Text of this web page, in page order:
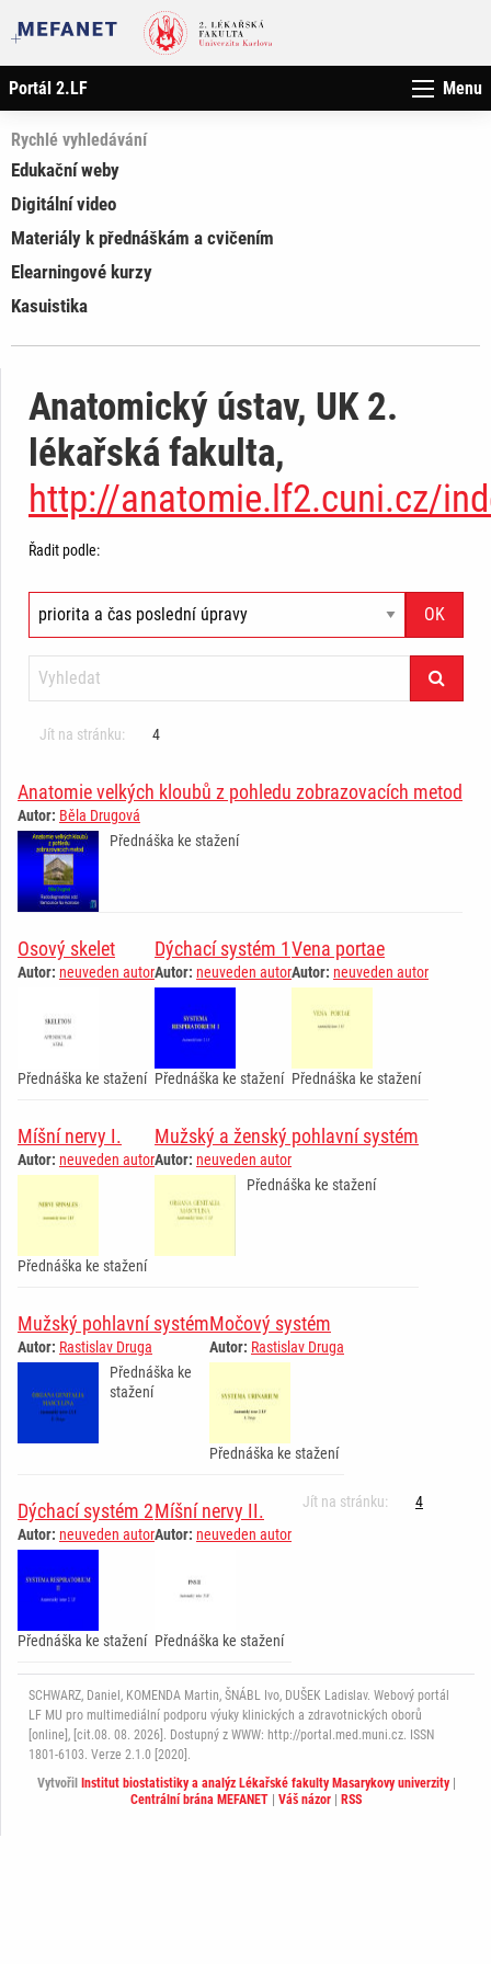
Portál 2.LF Menu
Rychlé vyhledávání
Edukační weby
Digitální video
Materiály k přednáškám a cvičením
Elearningové kurzy
Kasuistika
Anatomický ústav, UK 2.
lékařská fakulta,
http://anatomie.lf2.cuni.cz/
Řadit podle:
Jít na stránku: 4
Anatomie velkých kloubů z pohledu zobrazovacích metod
Autor: Běla Drugová
Přednáška ke stažení
Osový skelet
Autor: neuveden autor
Přednáška ke stažení
Dýchací systém 1
Autor: neuveden autor
Přednáška ke stažení
Vena portae
Autor: neuveden autor
Přednáška ke stažení
Míšní nervy I.
Autor: neuveden autor
Přednáška ke stažení
Mužský a ženský pohlavní systém
Autor: neuveden autor
Přednáška ke stažení
Mužský pohlavní systém
Autor: Rastislav Druga
Přednáška ke
stažení
Močový systém
Autor: Rastislav Druga
Přednáška ke stažení
Dýchací systém 2
Autor: neuveden autor
Přednáška ke stažení
Míšní nervy II.
Autor: neuveden autor
Přednáška ke stažení
Jít na stránku: 4
SCHWARZ, Daniel, KOMENDA Martin, ŠNÁBL Ivo, DUŠEK Ladislav. Webový portál
LF MU pro multimediální podporu výuky klinických a zdravotnických oborů
[online], [cit.08. 08. 2026]. Dostupný z WWW: http://portal.med.muni.cz. ISSN
1801-6103. Verze 2.1.0 [2020].
Vytvořil Institut biostatistiky a analýz Lékařské fakulty Masarykovy univerzity|
Centrální brána MEFANET | Váš názor | RSS